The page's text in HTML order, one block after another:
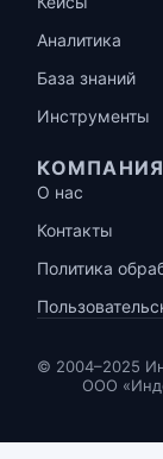
Аналитика
База знаний
Инструменты
КОМПАНИЯ
О нас
Контакты
Политика
© 2004–2025
ООО